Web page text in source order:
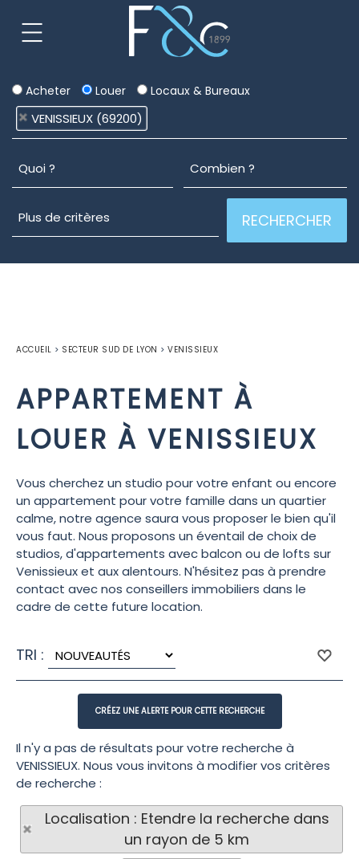
Acheter Louer Locaux & Bureaux
VENISSIEUX (69200)
ACCUEIL > SECTEUR SUD DE LYON > VENISSIEUX
APPARTEMENT À
LOUER À VENISSIEUX
Vous cherchez un studio pour votre enfant ou encore
un appartement pour votre famille dans un quartier
calme, notre agence saura vous proposer le bien qu'il
vous faut. Nous proposons un éventail de choix de
studios, d'appartements avec balcon ou de lofts sur
Venissieux et aux alentours. N'hésitez pas à prendre
contact avec nos conseillers immobiliers dans le
cadre de cette future location.
TRI :
Il n'y a pas de résultats pour votre recherche à
VENISSIEUX. Nous vous invitons à modifier vos critères
de recherche :
Localisation : Etendre la recherche dans
un rayon de 5 km